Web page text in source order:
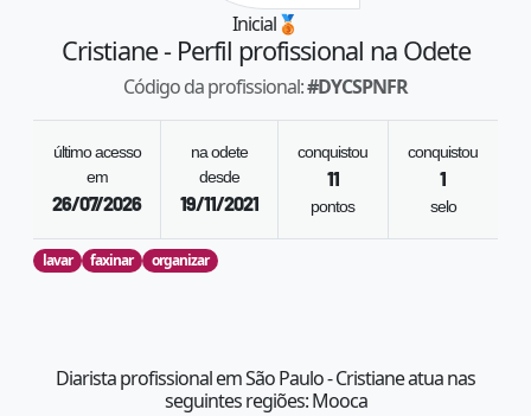
Inicial🥉
Cristiane- Perfil profissional na Odete
Código da profissional:#DYCSPNFR
último acesso
em
26/07/2026
na odete
desde
19/11/2021
conquistou
11
pontos
conquistou
1
selo
lavar faxinar organizar
Diarista profissional em São Paulo - Cristiane atua nas
seguintes regiões: Mooca